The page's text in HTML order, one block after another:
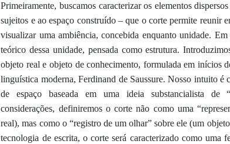
Primeiramente, buscamos caracterizar os elementos
sujeitos e ao espaço construído – que o corte permite reunir
visualizar uma ambiência, concebida enquanto unidade.
teórico dessa unidade, pensada como estrutura.
objeto real e objeto de conhecimento, formulada em inícios
linguística moderna, Ferdinand de Saussure. Nosso intuito é
de espaço baseada em uma ideia substancialista de
considerações, definiremos o corte não como uma
real), mas como o “registro de um olhar” sobre ele (um
tecnologia de escrita, o corte será caracterizado como uma